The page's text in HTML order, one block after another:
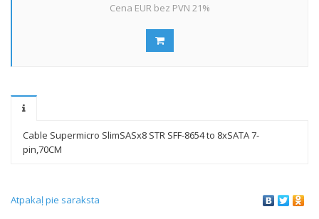
Cena EUR bez PVN 21%
Cable Supermicro SlimSASx8 STR SFF-8654 to 8xSATA 7-
pin,70CM
Atpakaļ pie saraksta